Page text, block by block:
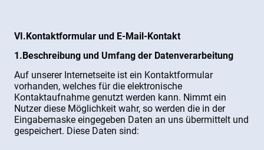
VI.Kontaktformular und E-Mail-Kontakt
1.Beschreibung und Umfang der Datenverarbeitung
Auf unserer Internetseite ist ein Kontaktformular
vorhanden, welches für die elektronische
Kontaktaufnahme genutzt werden kann. Nimmt ein
Nutzer diese Möglichkeit wahr, so werden die in der
Eingabemaske eingegeben Daten an uns übermittelt und
gespeichert. Diese Daten sind: